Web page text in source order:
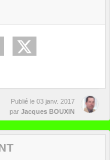
Publié le 03 janv. 2017
par Jacques BOUXIN